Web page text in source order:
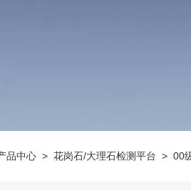
品中心 > 花岗石/大理石检测平台 > 00